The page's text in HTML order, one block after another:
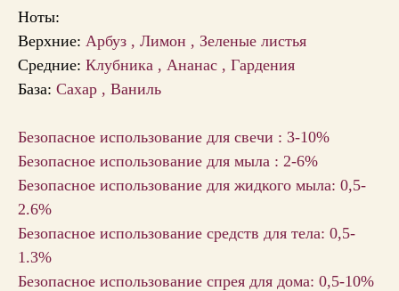
Ноты:
Верхние: Арбуз , Лимон , Зеленые листья
Средние: Клубника , Ананас , Гардения
База: Сахар , Ваниль
Безопасное использование для свечи : 3-10%
Безопасное использование для мыла : 2-6%
Безопасное использование для жидкого мыла: 0,5-
2.6%
Безопасное использование средств для тела: 0,5-
1.3%
Безопасное использование спрея для дома: 0,5-10%